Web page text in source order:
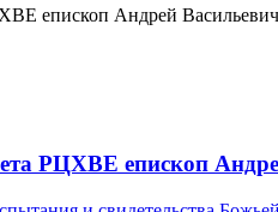
епископ Андрей
РЦХВЕ епископ